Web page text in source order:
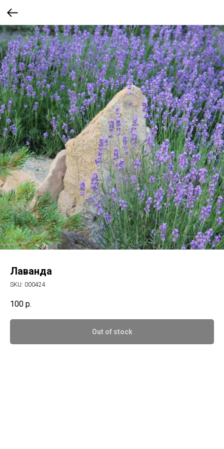
Лаванда
SKU: 000424
100 р.
Out of stock